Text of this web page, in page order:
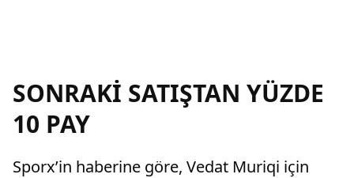
SONRAKİ SATIŞTAN YÜZDE
10 PAY
Sporx’in haberine göre, Vedat Muriqi için